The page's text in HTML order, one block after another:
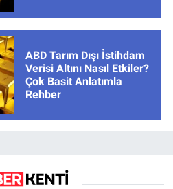
ABD Tarım Dışı İstihdam
Verisi Altını Nasıl Etkiler?
Çok Basit Anlatımla
Rehber